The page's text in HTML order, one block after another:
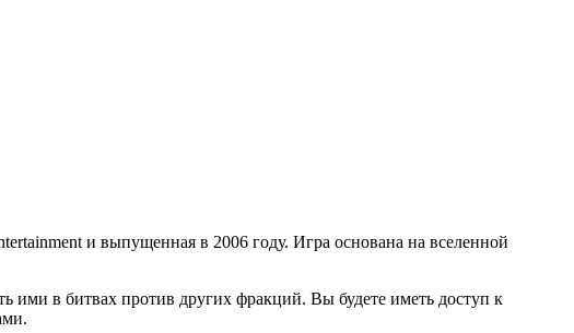
и выпущенная в 2006 году. Игра основана на вселенной
в битвах против других фракций. Вы будете иметь доступ к